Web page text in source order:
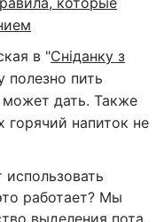
в "Сніданку з
полезно пить
может дать. Также
горячий напиток не
работает? Мы